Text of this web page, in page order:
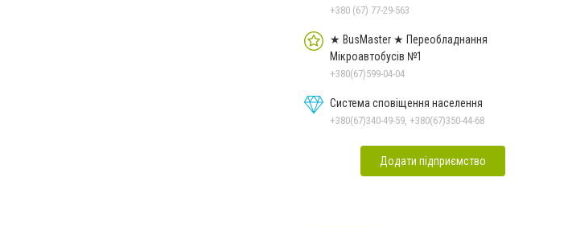
+380 (67) 77-29-563
★ BusMaster ★ Переобладнання
Мікроавтобусів №1
+380(67)599-04-04
Система сповіщення населення
+380(67)340-49-59, +380(67)350-44-68
Додати підприємство